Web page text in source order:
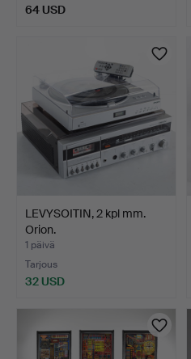
64 USD
LEVYSOITIN, 2 kpl mm.
Orion.
1 päivä
Tarjous
32 USD